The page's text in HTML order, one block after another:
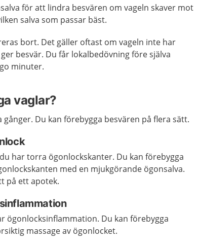
för att lindra besvären om vageln skaver mot
salva som passar bäst.
bort. Det gäller oftast om vageln inte har
besvär. Du får lokalbedövning före själva
minuter.
vaglar?
Du kan förebygga besvären på flera sätt.
har torra ögonlockskanter. Du kan förebygga
med en mjukgörande ögonsalva.
på ett apotek.
ögonlocksinflammation. Du kan förebygga
massage av ögonlocket.